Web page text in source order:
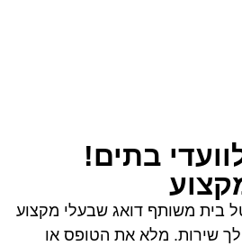
בתים!
בית משותף דואג שבעלי מקצוע
לך שירות. מלא את הטופס אולחץ